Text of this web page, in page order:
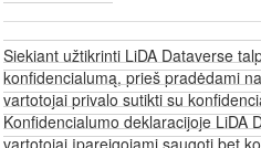
Siekiant užtikrinti LiDA Dataverse
konfidencialumą, prieš pradėdami
vartotojai privalo sutikti su
Konfidencialumo deklaracijoje LiDA
vartotojai įpareigojami saugoti bet